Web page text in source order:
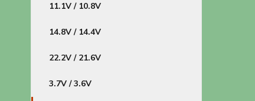
11.1V / 10.8V
14.8V / 14.4V
22.2V / 21.6V
3.7V / 3.6V